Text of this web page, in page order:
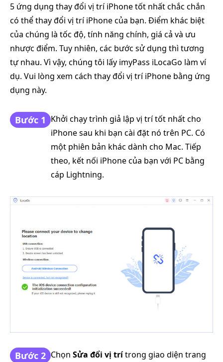
5 ứng dụng thay đổi vị trí iPhone tốt nhất chắc chắn
có thể thay đổi vị trí iPhone của bạn. Điểm khác biệt
của chúng là tốc độ, tính năng chính, giá cả và ưu
nhược điểm. Tuy nhiên, các bước sử dụng thì tương
tự nhau. Vì vậy, chúng tôi lấy imyPass iLocaGo làm ví
dụ. Vui lòng xem cách thay đổi vị trí iPhone bằng ứng
dụng này.
Bước 1 Khởi chạy trình giả lập vị trí tốt nhất cho
iPhone sau khi bạn cài đặt nó trên PC. Có
một phiên bản khác dành cho Mac. Tiếp
theo, kết nối iPhone của bạn với PC bằng
cáp Lightning.
Bước 2 Chọn Sửa đổi vị trítrong giao diện trang